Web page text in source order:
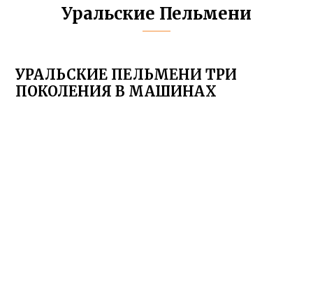
Уральские Пельмени
УРАЛЬСКИЕ ПЕЛЬМЕНИ ТРИ
ПОКОЛЕНИЯ В МАШИНАХ